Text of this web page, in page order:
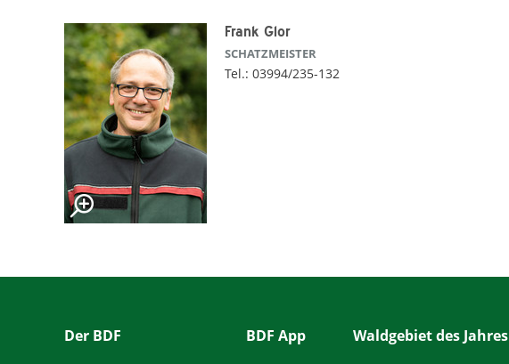
Frank Glor
SCHATZMEISTER
Tel.: 03994/235-132
Der BDF BDF App Waldgebiet des Jahres